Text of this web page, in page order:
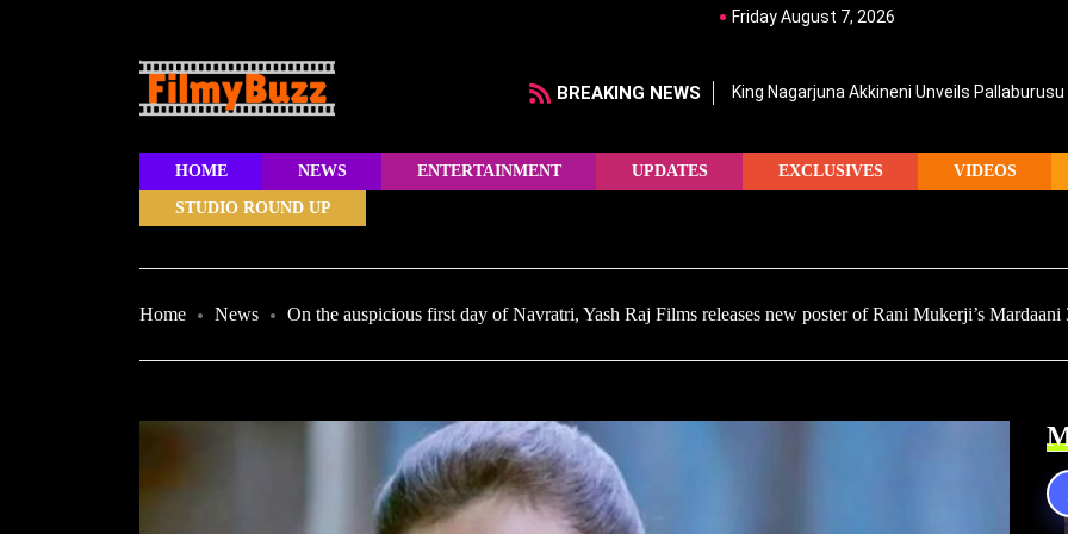
Friday August 7, 2026
BREAKING NEWS King Nagarjuna Akkineni Unveils
HOME NEWS ENTERTAINMENT UPDATES EXCLUSIVES VIDEOS
STUDIO ROUND UP
Home News On the auspicious first day of Navratri, Yash Raj Films releases new poster of Rani Mukerji’s Mardaani